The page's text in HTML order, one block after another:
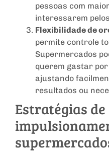
pessoas com
interessarem
Flexibilidade de
permite controle
Supermercados
querem gastar
ajustando
resultados ou
Estratégias de